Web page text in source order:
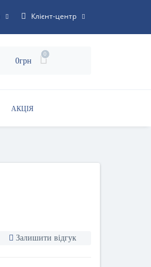
Клієнт-центр
0грн
0
АКЦІЯ
Залишити відгук